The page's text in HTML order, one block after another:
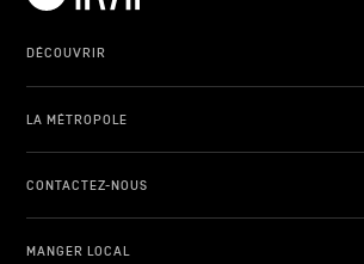
DÉCOUVRIR
LA MÉTROPOLE
CONTACTEZ-NOUS
MANGER LOCAL